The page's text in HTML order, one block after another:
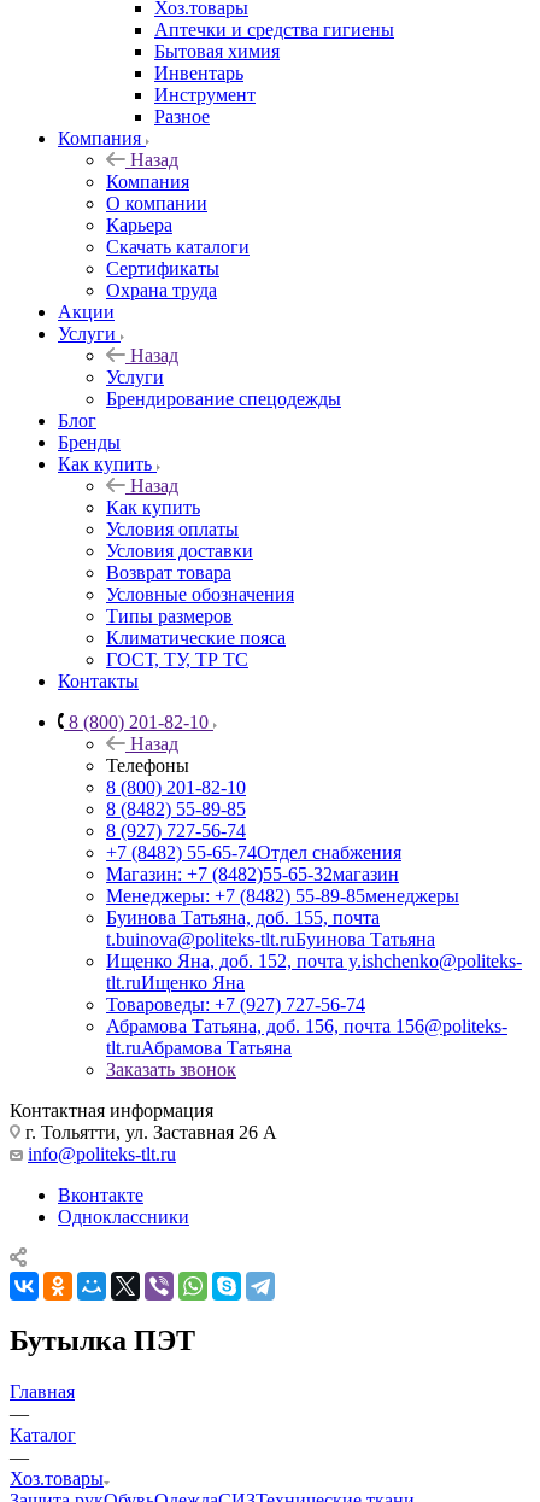
Хоз.товары
Аптечки и средства гигиены
Бытовая химия
Инвентарь
Инструмент
Разное
Компания
Назад
Компания
О компании
Карьера
Cкачать каталоги
Сертификаты
Охрана труда
Акции
Услуги
Назад
Услуги
Брендирование спецодежды
Блог
Бренды
Как купить
Назад
Как купить
Условия оплаты
Условия доставки
Возврат товара
Условные обозначения
Типы размеров
Климатические пояса
ГОСТ, ТУ, ТР ТС
Контакты
8 (800) 201-82-10
Назад
Телефоны
8 (800) 201-82-10
8 (8482) 55-89-85
8 (927) 727-56-74
+7 (8482) 55-65-74Отдел снабжения
Магазин: +7 (8482)55-65-32магазин
Менеджеры: +7 (8482) 55-89-85менеджеры
Буинова Татьяна, доб. 155, почта
t.buinova@politeks-tlt.ruБуинова Татьяна
Ищенко Яна, доб. 152, почта y.ishchenko@politeks-
tlt.ruИщенко Яна
Товароведы: +7 (927) 727-56-74
Абрамова Татьяна, доб. 156, почта 156@politeks-
tlt.ruАбрамова Татьяна
Заказать звонок
Контактная информация
г. Тольятти, ул. Заставная 26 А
info@politeks-tlt.ru
Вконтакте
Одноклассники
Бутылка ПЭТ
Главная
—
Каталог
—
Хоз.товары